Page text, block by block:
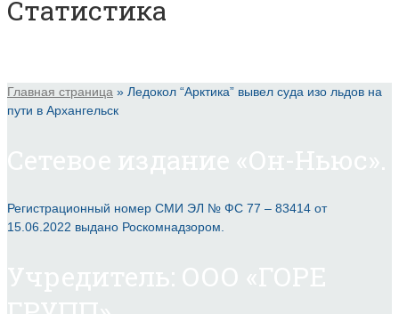
Статистика
Главная страница » Ледокол “Арктика” вывел суда изо льдов на
пути в Архангельск
Регистрационный номер СМИ ЭЛ № ФС 77 – 83414 от
15.06.2022 выдано Роскомнадзором.